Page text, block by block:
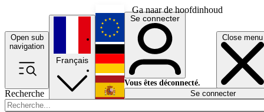
Ga naar de hoofdinhoud
Open sub
navigation
Close menu
Recherche
Français
English
Deutsch
Español
Se connecter
Vous êtes déconnecté.
Se connecter